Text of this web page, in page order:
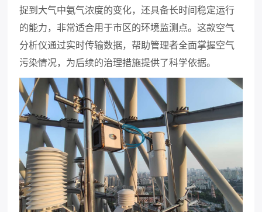
捉到大气中氨气浓度的变化，还具备长时间稳定运行
的能力，非常适合用于市区的环境监测点。这款空气
分析仪通过实时传输数据，帮助管理者全面掌握空气
污染情况，为后续的治理措施提供了科学依据。